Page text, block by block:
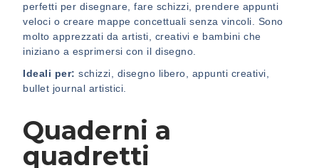
perfetti per disegnare, fare schizzi, prendere appunti
veloci o creare mappe concettuali senza vincoli. Sono
molto apprezzati da artisti, creativi e bambini che
iniziano a esprimersi con il disegno.
Ideali per: schizzi, disegno libero, appunti creativi,
bullet journal artistici.
Quaderni a
quadretti